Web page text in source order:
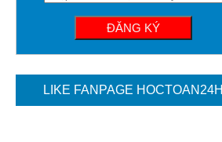
Hình học 11
Phép biến hình
Quan hệ song song trong không gian
Quan hệ vuông góc trong không gian
LIKE FANPAGE HOCTOAN24H